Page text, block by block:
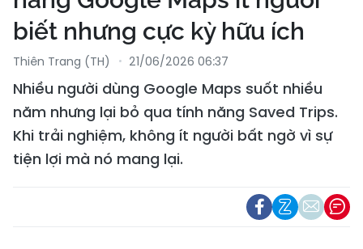
biết nhưng cực kỳ hữu ích
Thiên Trang (TH) 21/06/2026 06:37
Nhiều người dùng Google Maps suốt nhiều
năm nhưng lại bỏ qua tính năng Saved Trips.
Khi trải nghiệm, không ít người bất ngờ vì sự
tiện lợi mà nó mang lại.